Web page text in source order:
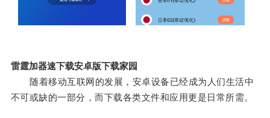
雷霆加器速下载安卓版下载家园
随着移动互联网的发展，安卓设备已经成为人们生活中
不可或缺的一部分，而下载各类文件和应用更是日常所需。